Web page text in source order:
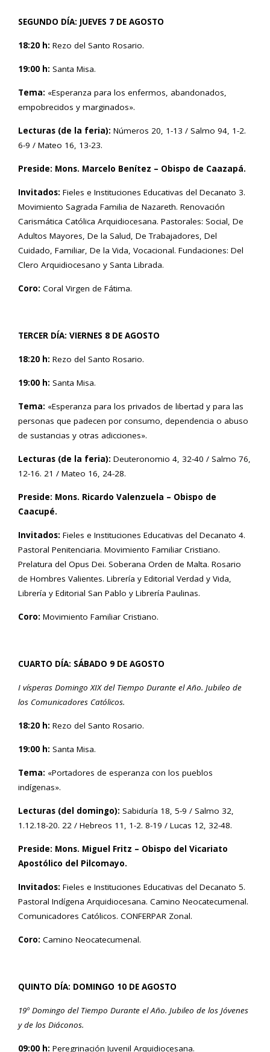
SEGUNDO DÍA: JUEVES 7 DE AGOSTO
18:20 h: Rezo del Santo Rosario.
19:00 h: Santa Misa.
Tema: «Esperanza para los enfermos, abandonados,
empobrecidos y marginados».
Lecturas (de la feria): Números 20, 1-13 / Salmo 94, 1-2.
6-9 / Mateo 16, 13-23.
Preside: Mons. Marcelo Benítez – Obispo de Caazapá.
Invitados: Fieles e Instituciones Educativas del Decanato 3.
Movimiento Sagrada Familia de Nazareth. Renovación
Carismática Católica Arquidiocesana. Pastorales: Social, De
Adultos Mayores, De la Salud, De Trabajadores, Del
Cuidado, Familiar, De la Vida, Vocacional. Fundaciones: Del
Clero Arquidiocesano y Santa Librada.
Coro: Coral Virgen de Fátima.
TERCER DÍA: VIERNES 8 DE AGOSTO
18:20 h: Rezo del Santo Rosario.
19:00 h: Santa Misa.
Tema: «Esperanza para los privados de libertad y para las
personas que padecen por consumo, dependencia o abuso
de sustancias y otras adicciones».
Lecturas (de la feria): Deuteronomio 4, 32-40 / Salmo 76,
12-16. 21 / Mateo 16, 24-28.
Preside: Mons. Ricardo Valenzuela – Obispo de
Caacupé.
Invitados: Fieles e Instituciones Educativas del Decanato 4.
Pastoral Penitenciaria. Movimiento Familiar Cristiano.
Prelatura del Opus Dei. Soberana Orden de Malta. Rosario
de Hombres Valientes. Librería y Editorial Verdad y Vida,
Librería y Editorial San Pablo y Librería Paulinas.
Coro: Movimiento Familiar Cristiano.
CUARTO DÍA: SÁBADO 9 DE AGOSTO
I vísperas Domingo XIX del Tiempo Durante el Año. Jubileo de
los Comunicadores Católicos.
18:20 h: Rezo del Santo Rosario.
19:00 h: Santa Misa.
Tema: «Portadores de esperanza con los pueblos
indígenas».
Lecturas (del domingo): Sabiduría 18, 5-9 / Salmo 32,
1.12.18-20. 22 / Hebreos 11, 1-2. 8-19 / Lucas 12, 32-48.
Preside: Mons. Miguel Fritz – Obispo del Vicariato
Apostólico del Pilcomayo.
Invitados: Fieles e Instituciones Educativas del Decanato 5.
Pastoral Indígena Arquidiocesana. Camino Neocatecumenal.
Comunicadores Católicos. CONFERPAR Zonal.
Coro: Camino Neocatecumenal.
QUINTO DÍA: DOMINGO 10 DE AGOSTO
19º Domingo del Tiempo Durante el Año. Jubileo de los Jóvenes
y de los Diáconos.
09:00 h: Peregrinación Juvenil Arquidiocesana.